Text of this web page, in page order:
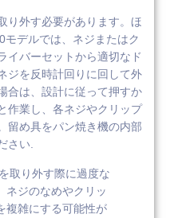
り外す必要があります。ほ
モデルでは、ネジまたはク
イバーセットから適切なド
ジを反時計回りに回して外
合は、設計に従って押すか
作業し、各ネジやクリップ
留め具をパン焼き機の内部
さい.
取り外す際に過度な
ネジのなめやクリッ
複雑にする可能性が